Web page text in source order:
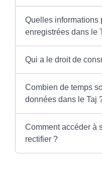
Quelles informations
enregistrées dans le
Qui a le droit de
Combien de temps
données dans le Taj
Comment accéder à
rectifier ?